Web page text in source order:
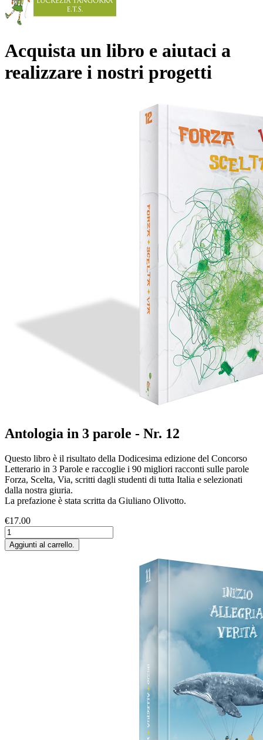
Acquista un libro e aiutaci a
realizzare i nostri progetti
Antologia in 3 parole - Nr. 12
Questo libro è il risultato della Dodicesima edizione del Concorso
Letterario in 3 Parole e raccoglie i 90 migliori racconti sulle parole
Forza, Scelta, Via, scritti dagli studenti di tutta Italia e selezionati
dalla nostra giuria.
La prefazione è stata scritta da Giuliano Olivotto.
€17.00